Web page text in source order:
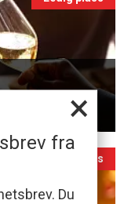
×
fra
Du
og ungarske
Ledig plass